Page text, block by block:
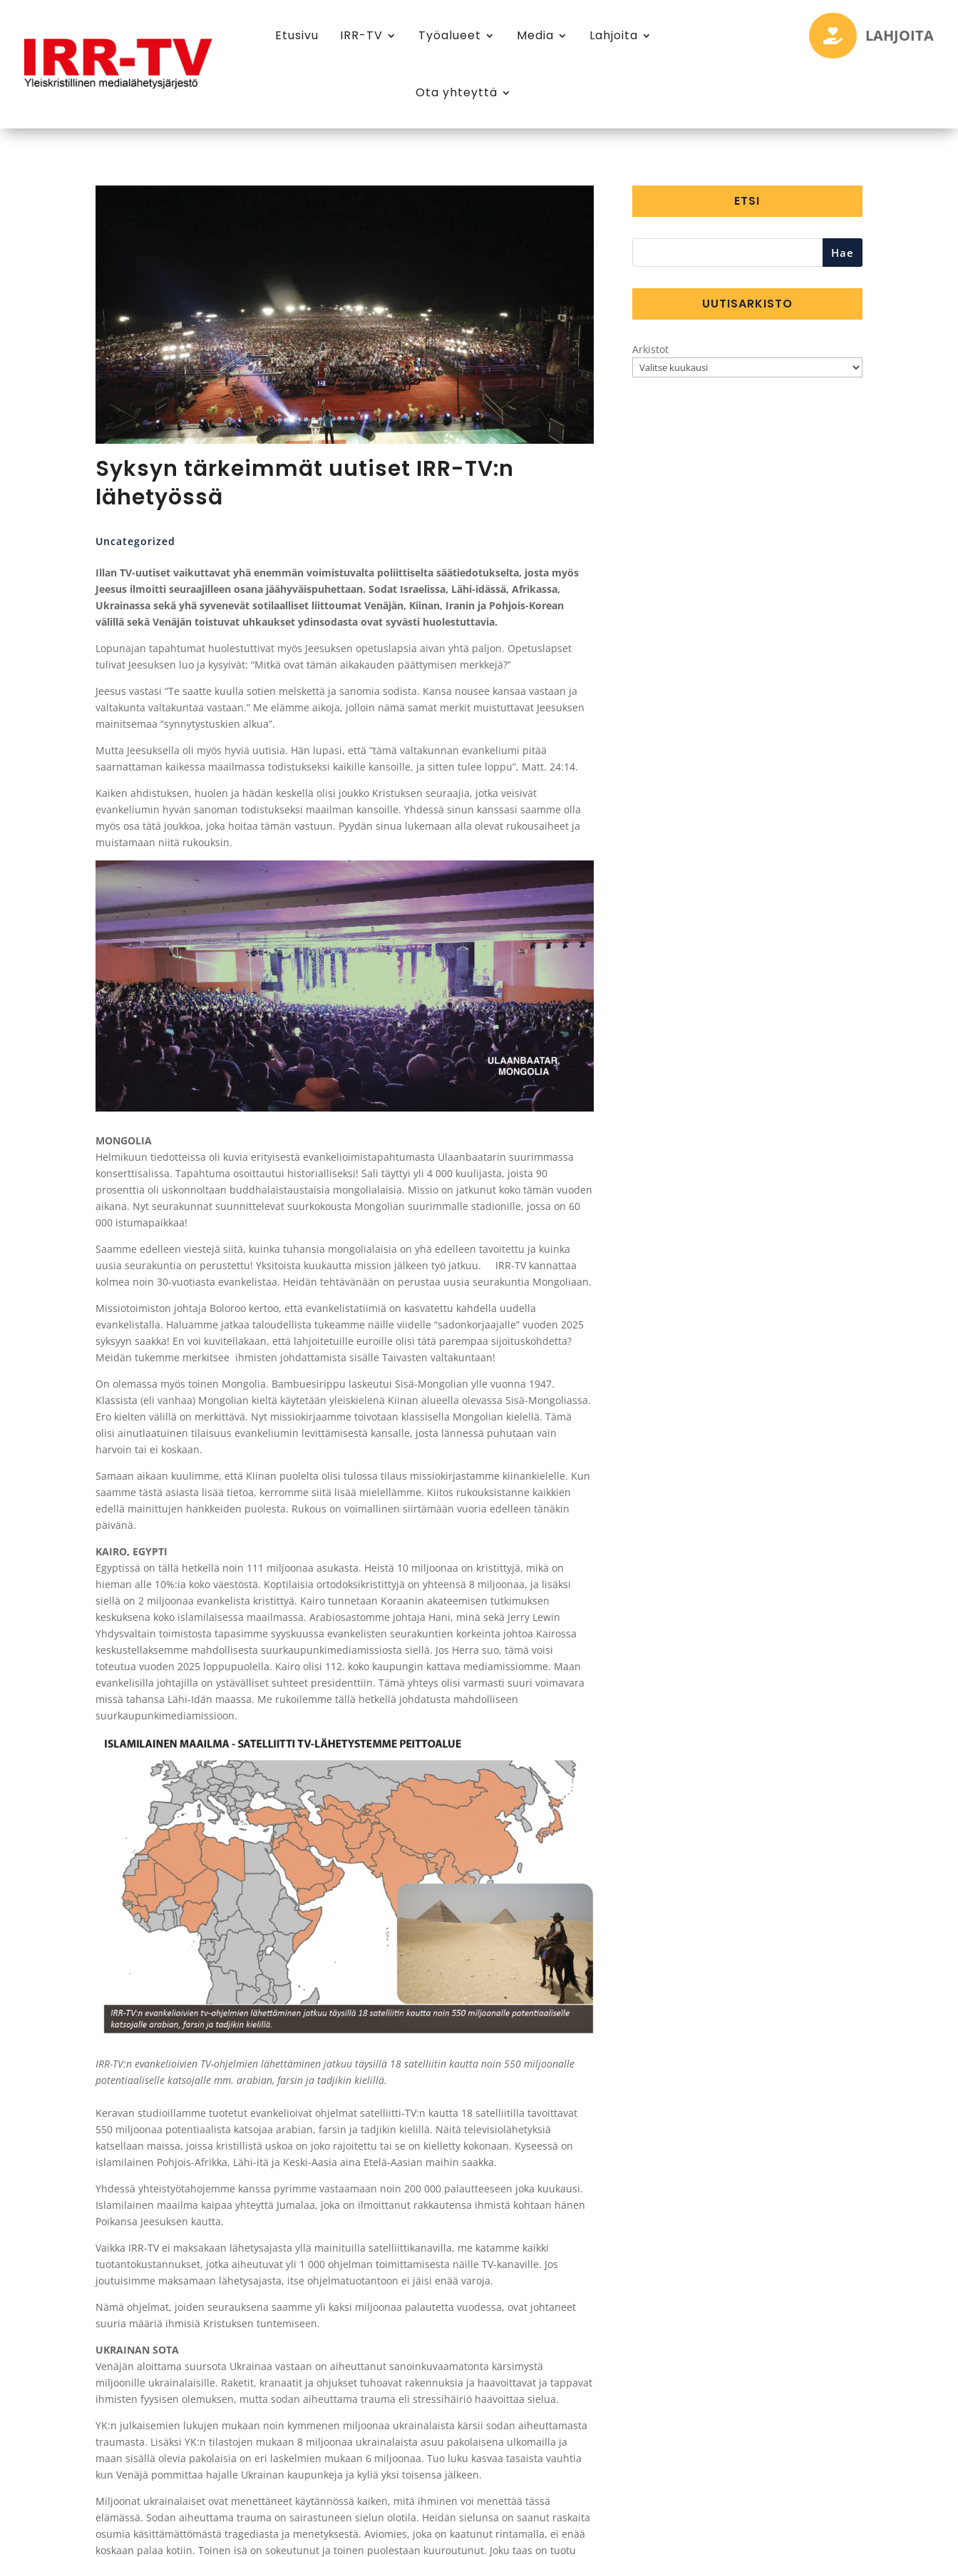
Etusivu IRR-TV Työalueet Media Lahjoita
Ota yhteyttä
 LAHJOITA
Syksyn tärkeimmät uutiset IRR-TV:n
lähetyössä
Uncategorized
Illan TV-uutiset vaikuttavat yhä enemmän voimistuvalta poliittiselta säätiedotukselta, josta myös
Jeesus ilmoitti seuraajilleen osana jäähyväispuhettaan. Sodat Israelissa, Lähi-idässä, Afrikassa,
Ukrainassa sekä yhä syvenevät sotilaalliset liittoumat Venäjän, Kiinan, Iranin ja Pohjois-Korean
välillä sekä Venäjän toistuvat uhkaukset ydinsodasta ovat syvästi huolestuttavia.
Lopunajan tapahtumat huolestuttivat myös Jeesuksen opetuslapsia aivan yhtä paljon. Opetuslapset
tulivat Jeesuksen luo ja kysyivät: “Mitkä ovat tämän aikakauden päättymisen merkkejä?”
Jeesus vastasi “Te saatte kuulla sotien melskettä ja sanomia sodista. Kansa nousee kansaa vastaan ja
valtakunta valtakuntaa vastaan.” Me elämme aikoja, jolloin nämä samat merkit muistuttavat Jeesuksen
mainitsemaa ”synnytystuskien alkua”.
Mutta Jeesuksella oli myös hyviä uutisia. Hän lupasi, että “tämä valtakunnan evankeliumi pitää
saarnattaman kaikessa maailmassa todistukseksi kaikille kansoille, ja sitten tulee loppu”, Matt. 24:14.
Kaiken ahdistuksen, huolen ja hädän keskellä olisi joukko Kristuksen seuraajia, jotka veisivät
evankeliumin hyvän sanoman todistukseksi maailman kansoille. Yhdessä sinun kanssasi saamme olla
myös osa tätä joukkoa, joka hoitaa tämän vastuun. Pyydän sinua lukemaan alla olevat rukousaiheet ja
muistamaan niitä rukouksin.
MONGOLIA
Helmikuun tiedotteissa oli kuvia erityisestä evankelioimistapahtumasta Ulaanbaatarin suurimmassa
konserttisalissa. Tapahtuma osoittautui historialliseksi! Sali täyttyi yli 4 000 kuulijasta, joista 90
prosenttia oli uskonnoltaan buddhalaistaustaisia mongolialaisia. Missio on jatkunut koko tämän vuoden
aikana. Nyt seurakunnat suunnittelevat suurkokousta Mongolian suurimmalle stadionille, jossa on 60
000 istumapaikkaa!
Saamme edelleen viestejä siitä, kuinka tuhansia mongolialaisia on yhä edelleen tavoitettu ja kuinka
uusia seurakuntia on perustettu! Yksitoista kuukautta mission jälkeen työ jatkuu. IRR-TV kannattaa
kolmea noin 30-vuotiasta evankelistaa. Heidän tehtävänään on perustaa uusia seurakuntia Mongoliaan.
Missiotoimiston johtaja Boloroo kertoo, että evankelistatiimiä on kasvatettu kahdella uudella
evankelistalla. Haluamme jatkaa taloudellista tukeamme näille viidelle “sadonkorjaajalle” vuoden 2025
syksyyn saakka! En voi kuvitellakaan, että lahjoitetuille euroille olisi tätä parempaa sijoituskohdetta?
Meidän tukemme merkitsee ihmisten johdattamista sisälle Taivasten valtakuntaan!
On olemassa myös toinen Mongolia. Bambuesirippu laskeutui Sisä-Mongolian ylle vuonna 1947.
Klassista (eli vanhaa) Mongolian kieltä käytetään yleiskielenä Kiinan alueella olevassa Sisä-Mongoliassa.
Ero kielten välillä on merkittävä. Nyt missiokirjaamme toivotaan klassisella Mongolian kielellä. Tämä
olisi ainutlaatuinen tilaisuus evankeliumin levittämisestä kansalle, josta lännessä puhutaan vain
harvoin tai ei koskaan.
Samaan aikaan kuulimme, että Kiinan puolelta olisi tulossa tilaus missiokirjastamme kiinankielelle. Kun
saamme tästä asiasta lisää tietoa, kerromme siitä lisää mielellämme. Kiitos rukouksistanne kaikkien
edellä mainittujen hankkeiden puolesta. Rukous on voimallinen siirtämään vuoria edelleen tänäkin
päivänä.
KAIRO, EGYPTI
Egyptissä on tällä hetkellä noin 111 miljoonaa asukasta. Heistä 10 miljoonaa on kristittyjä, mikä on
hieman alle 10%:ia koko väestöstä. Koptilaisia ortodoksikristittyjä on yhteensä 8 miljoonaa, ja lisäksi
siellä on 2 miljoonaa evankelista kristittyä. Kairo tunnetaan Koraanin akateemisen tutkimuksen
keskuksena koko islamilaisessa maailmassa. Arabiosastomme johtaja Hani, minä sekä Jerry Lewin
Yhdysvaltain toimistosta tapasimme syyskuussa evankelisten seurakuntien korkeinta johtoa Kairossa
keskustellaksemme mahdollisesta suurkaupunkimediamissiosta siellä. Jos Herra suo, tämä voisi
toteutua vuoden 2025 loppupuolella. Kairo olisi 112. koko kaupungin kattava mediamissiomme. Maan
evankelisilla johtajilla on ystävälliset suhteet presidenttiin. Tämä yhteys olisi varmasti suuri voimavara
missä tahansa Lähi-Idän maassa. Me rukoilemme tällä hetkellä johdatusta mahdolliseen
suurkaupunkimediamissioon.
IRR-TV:n evankelioivien TV-ohjelmien lähettäminen jatkuu täysillä 18 satelliitin kautta noin 550 miljoonalle
potentiaaliselle katsojalle mm. arabian, farsin ja tadjikin kielillä.
Keravan studioillamme tuotetut evankelioivat ohjelmat satelliitti-TV:n kautta 18 satelliitilla tavoittavat
550 miljoonaa potentiaalista katsojaa arabian, farsin ja tadjikin kielillä. Näitä televisiolähetyksiä
katsellaan maissa, joissa kristillistä uskoa on joko rajoitettu tai se on kielletty kokonaan. Kyseessä on
islamilainen Pohjois-Afrikka, Lähi-itä ja Keski-Aasia aina Etelä-Aasian maihin saakka.
Yhdessä yhteistyötahojemme kanssa pyrimme vastaamaan noin 200 000 palautteeseen joka kuukausi.
Islamilainen maailma kaipaa yhteyttä Jumalaa, joka on ilmoittanut rakkautensa ihmistä kohtaan hänen
Poikansa Jeesuksen kautta.
Vaikka IRR-TV ei maksakaan lähetysajasta yllä mainituilla satelliittikanavilla, me katamme kaikki
tuotantokustannukset, jotka aiheutuvat yli 1 000 ohjelman toimittamisesta näille TV-kanaville. Jos
joutuisimme maksamaan lähetysajasta, itse ohjelmatuotantoon ei jäisi enää varoja.
Nämä ohjelmat, joiden seurauksena saamme yli kaksi miljoonaa palautetta vuodessa, ovat johtaneet
suuria määriä ihmisiä Kristuksen tuntemiseen.
UKRAINAN SOTA
Venäjän aloittama suursota Ukrainaa vastaan on aiheuttanut sanoinkuvaamatonta kärsimystä
miljoonille ukrainalaisille. Raketit, kranaatit ja ohjukset tuhoavat rakennuksia ja haavoittavat ja tappavat
ihmisten fyysisen olemuksen, mutta sodan aiheuttama trauma eli stressihäiriö haavoittaa sielua.
YK:n julkaisemien lukujen mukaan noin kymmenen miljoonaa ukrainalaista kärsii sodan aiheuttamasta
traumasta. Lisäksi YK:n tilastojen mukaan 8 miljoonaa ukrainalaista asuu pakolaisena ulkomailla ja
maan sisällä olevia pakolaisia on eri laskelmien mukaan 6 miljoonaa. Tuo luku kasvaa tasaista vauhtia
kun Venäjä pommittaa hajalle Ukrainan kaupunkeja ja kyliä yksi toisensa jälkeen.
Miljoonat ukrainalaiset ovat menettäneet käytännössä kaiken, mitä ihminen voi menettää tässä
elämässä. Sodan aiheuttama trauma on sairastuneen sielun olotila. Heidän sielunsa on saanut raskaita
osumia käsittämättömästä tragediasta ja menetyksestä. Aviomies, joka on kaatunut rintamalla, ei enää
koskaan palaa kotiin. Toinen isä on sokeutunut ja toinen puolestaan kuuroutunut. Joku taas on tuotu
ETSI
Hae
UUTISARKISTO
Arkistot